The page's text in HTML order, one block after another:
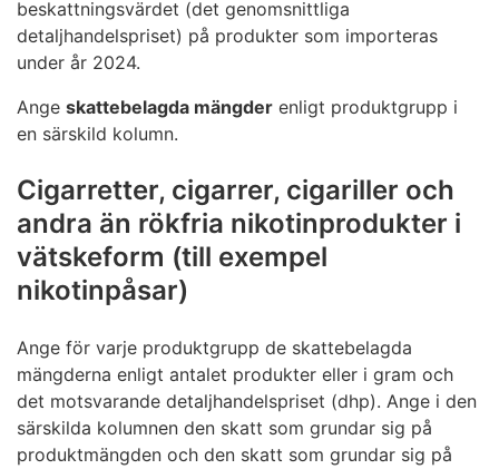
beskattningsvärdet (det genomsnittliga
detaljhandelspriset) på produkter som importeras
under år 2024.
Ange skattebelagda mängder enligt produktgrupp i
en särskild kolumn.
Cigarretter, cigarrer, cigariller och
andra än rökfria nikotinprodukter i
vätskeform (till exempel
nikotinpåsar)
Ange för varje produktgrupp de skattebelagda
mängderna enligt antalet produkter eller i gram och
det motsvarande detaljhandelspriset (dhp). Ange i den
särskilda kolumnen den skatt som grundar sig på
produktmängden och den skatt som grundar sig på